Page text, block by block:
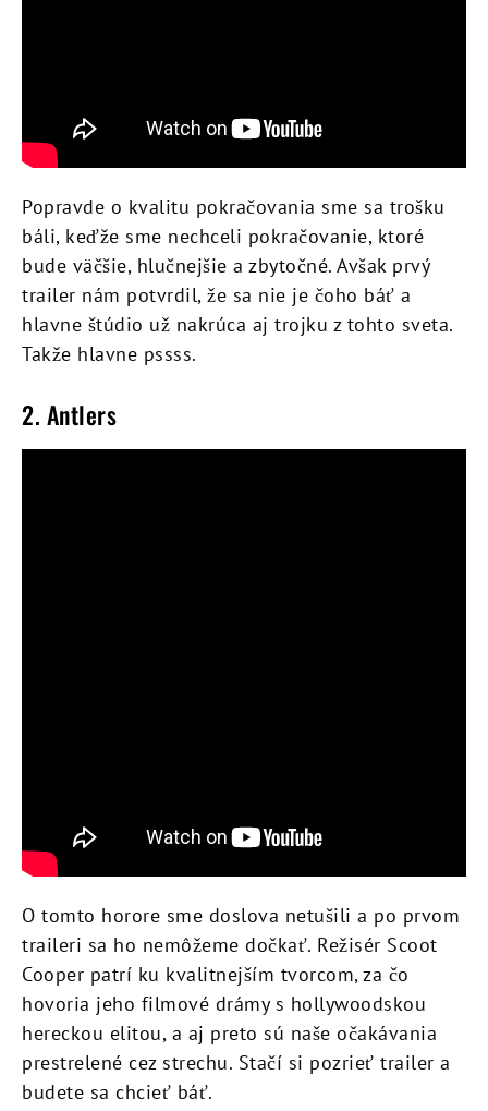
Popravde o kvalitu pokračovania sme sa trošku
báli, keďže sme nechceli pokračovanie, ktoré
bude väčšie, hlučnejšie a zbytočné. Avšak prvý
trailer nám potvrdil, že sa nie je čoho báť a
hlavne štúdio už nakrúca aj trojku z tohto sveta.
Takže hlavne pssss.
2. Antlers
O tomto horore sme doslova netušili a po prvom
traileri sa ho nemôžeme dočkať. Režisér Scoot
Cooper patrí ku kvalitnejším tvorcom, za čo
hovoria jeho filmové drámy s hollywoodskou
hereckou elitou, a aj preto sú naše očakávania
prestrelené cez strechu. Stačí si pozrieť trailer a
budete sa chcieť báť.